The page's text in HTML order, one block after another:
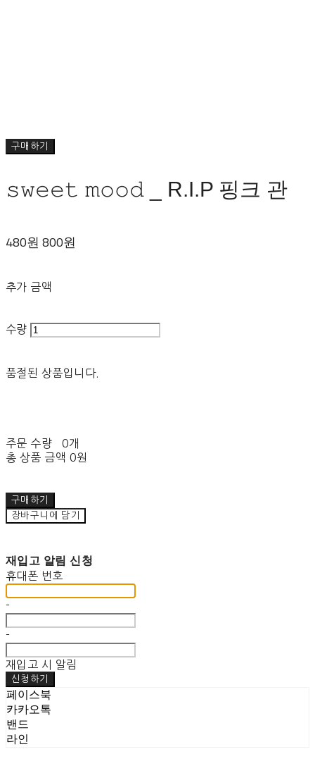
구매하기
𝚜𝚠𝚎𝚎𝚝 𝚖𝚘𝚘𝚍 _ R.I.P 핑크 관
480원 800원
추가 금액
수량
품절된 상품입니다.
주문 수량
0개
총 상품 금액 0원
구매하기
장바구니에 담기
재입고 알림 신청
휴대폰 번호
-
-
재입고 시 알림
신청하기
페이스북
카카오톡
밴드
라인